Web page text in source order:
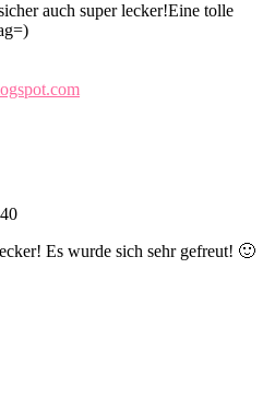
auch super lecker!Eine tolle
Es wurde sich sehr gefreut! 🙂